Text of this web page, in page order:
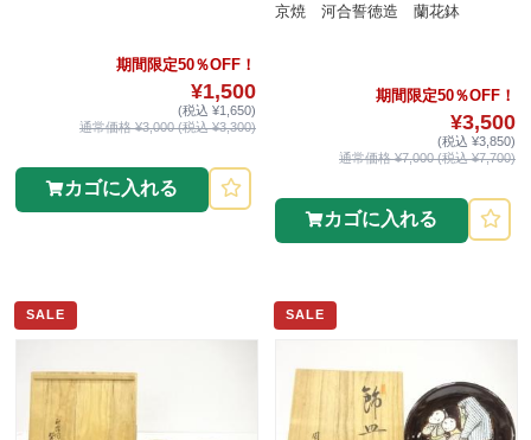
期間限定50％OFF！
¥1,500
(税込 ¥1,650)
通常価格 ¥3,000 (税込 ¥3,300)
カゴに入れる
京焼 河合誓徳造 蘭花鉢
期間限定50％OFF！
¥3,500
(税込 ¥3,850)
通常価格 ¥7,000 (税込 ¥7,700)
カゴに入れる
SALE SALE